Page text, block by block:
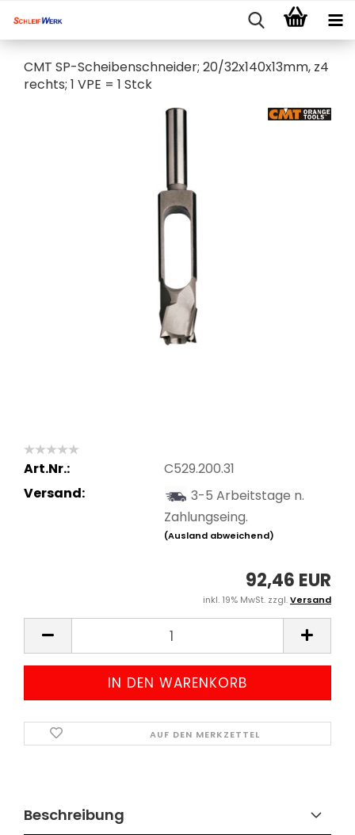
CMT SP-Scheibenschneider; 20/32x140x13mm, z4
rechts; 1 VPE = 1 Stck
Art.Nr.:
C529.200.31
Versand:
3-5 Arbeitstage n.
Zahlungseing.
(Ausland abweichend)
92,46 EUR
inkl. 19% MwSt. zzgl.Versand
AUF DEN MERKZETTEL
Beschreibung